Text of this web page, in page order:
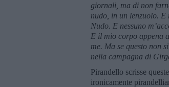
giornali, ma di non
nudo, in un lenzuolo. E
Nudo. E nessuno m ’
E il mio corpo appena
me. Ma se questo non
nella campagna di
Pirandello scrisse
ironicamente